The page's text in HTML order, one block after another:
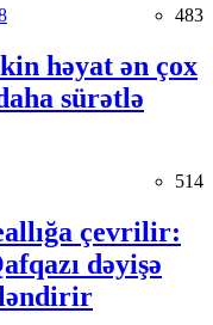
483
həyat ən çox
sürətlə
514
çevrilir:
dəyişə